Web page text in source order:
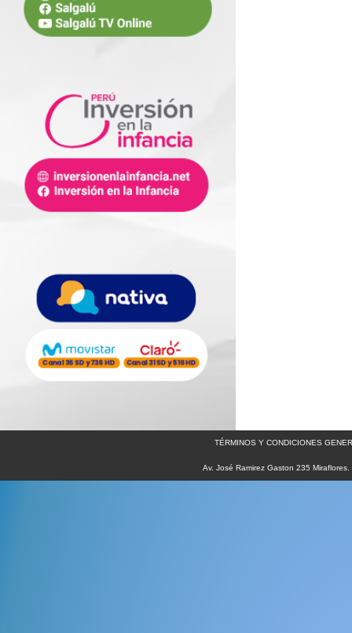
TÉRMINOS Y CONDICIONES
Av. José Ramirez Gaston 235